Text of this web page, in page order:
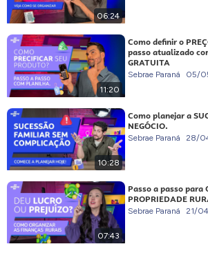
06:24
11:20
Como definir o
passo atualizado
GRATUITA
Sebrae Paraná 05/
10:28
Como planejar a
NEGÓCIO.
Sebrae Paraná 28/
07:43
Passo a passo para
PROPRIEDADE
Sebrae Paraná 21/